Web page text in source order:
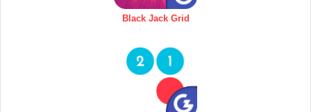
Black Jack Grid